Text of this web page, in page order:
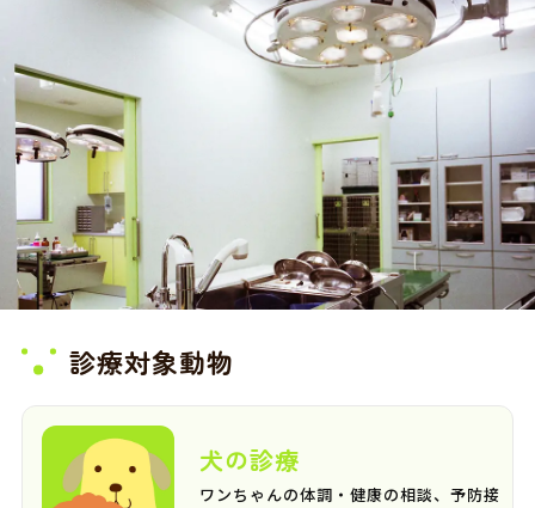
診療対象動物
犬の診療
ワンちゃんの体調・健康の相談、予防接